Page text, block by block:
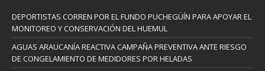
DEPORTISTAS CORREN POR EL FUNDO PUCHEGÜÍN PARA APOYAR EL
MONITOREO Y CONSERVACIÓN DEL HUEMUL
AGUAS ARAUCANÍA REACTIVA CAMPAÑA PREVENTIVA ANTE RIESGO
DE CONGELAMIENTO DE MEDIDORES POR HELADAS